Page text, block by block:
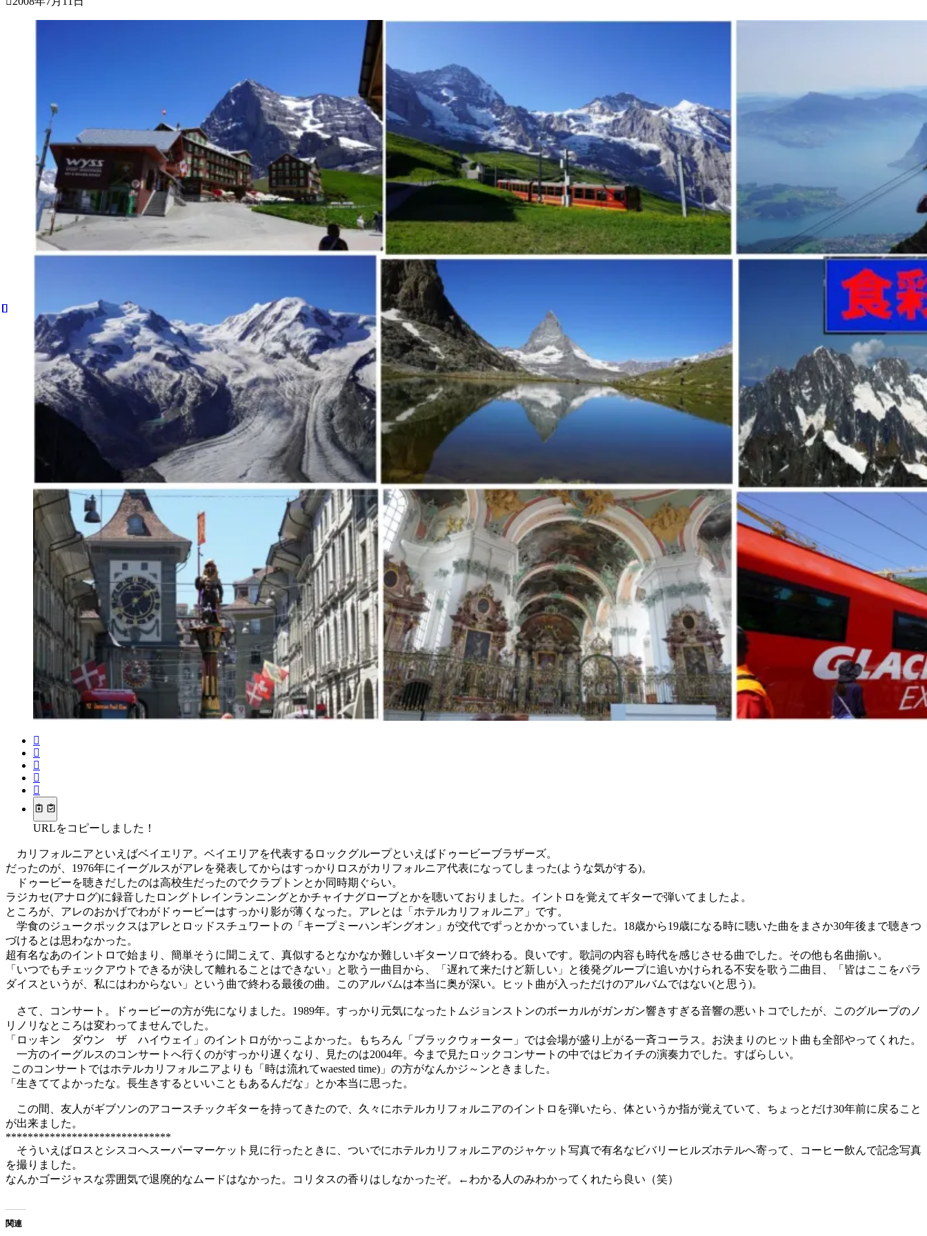
URLをコピーしました！
カリフォルニアといえばベイエリア。ベイエリアを代表するロックグループといえばドゥービーブラザーズ。
だったのが、1976年にイーグルスがアレを発表してからはすっかりロスがカリフォルニア代表になってしまった(ような気がする)。
ドゥービーを聴きだしたのは高校生だったのでクラプトンとか同時期ぐらい。
ラジカセ(アナログ)に録音したロングトレインランニングとかチャイナグローブとかを聴いておりました。イントロを覚えてギターで弾いてましたよ。
ところが、アレのおかげでわがドゥービーはすっかり影が薄くなった。アレとは「ホテルカリフォルニア」です。
学食のジュークポックスはアレとロッドスチュワートの「キープミーハンギングオン」が交代でずっとかかっていました。18歳から19歳になる時に聴いた曲をまさか30年後まで聴きつ
づけるとは思わなかった。
超有名なあのイントロで始まり、簡単そうに聞こえて、真似するとなかなか難しいギターソロで終わる。良いです。歌詞の内容も時代を感じさせる曲でした。その他も名曲揃い。
「いつでもチェックアウトできるが決して離れることはできない」と歌う一曲目から、「遅れて来たけど新しい」と後発グループに追いかけられる不安を歌う二曲目、「皆はここをパラ
ダイスというが、私にはわからない」という曲で終わる最後の曲。このアルバムは本当に奥が深い。ヒット曲が入っただけのアルバムではない(と思う)。
さて、コンサート。ドゥービーの方が先になりました。1989年。すっかり元気になったトムジョンストンのボーカルがガンガン響きすぎる音響の悪いトコでしたが、このグループのノ
リノリなところは変わってませんでした。
「ロッキン ダウン ザ ハイウェイ」のイントロがかっこよかった。もちろん「ブラックウォーター」では会場が盛り上がる一斉コーラス。お決まりのヒット曲も全部やってくれた。
一方のイーグルスのコンサートへ行くのがすっかり遅くなり、見たのは2004年。今まで見たロックコンサートの中ではピカイチの演奏力でした。すばらしい。
このコンサートではホテルカリフォルニアよりも「時は流れてwaested time)」の方がなんかジ～ンときました。
「生きててよかったな。長生きするといいこともあるんだな」とか本当に思った。
この間、友人がギブソンのアコースチックギターを持ってきたので、久々にホテルカリフォルニアのイントロを弾いたら、体というか指が覚えていて、ちょっとだけ30年前に戻ること
が出来ました。
******************************
そういえばロスとシスコへスーパーマーケット見に行ったときに、ついでにホテルカリフォルニアのジャケット写真で有名なビバリーヒルズホテルへ寄って、コーヒー飲んで記念写真
を撮りました。
なんかゴージャスな雰囲気で退廃的なムードはなかった。コリタスの香りはしなかったぞ。←わかる人のみわかってくれたら良い（笑）
関連